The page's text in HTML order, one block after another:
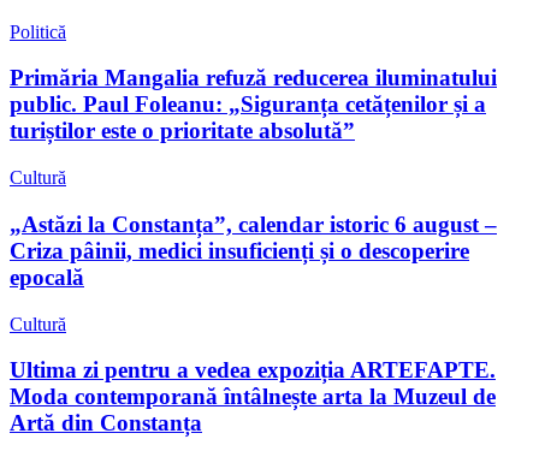
Politică
Primăria Mangalia refuză reducerea iluminatului
public. Paul Foleanu: „Siguranța cetățenilor și a
turiștilor este o prioritate absolută”
Cultură
„Astăzi la Constanța”, calendar istoric 6 august –
Criza pâinii, medici insuficienți și o descoperire
epocală
Cultură
Ultima zi pentru a vedea expoziția ARTEFAPTE.
Moda contemporană întâlnește arta la Muzeul de
Artă din Constanța